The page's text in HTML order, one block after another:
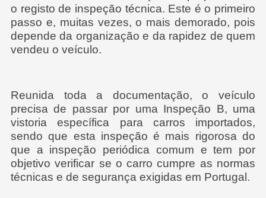
o registo de inspeção técnica. Este é o primeiro
passo e, muitas vezes, o mais demorado, pois
depende da organização e da rapidez de quem
vendeu o veículo.
Reunida toda a documentação, o veículo
precisa de passar por uma Inspeção B, uma
vistoria específica para carros importados,
sendo que esta inspeção é mais rigorosa do
que a inspeção periódica comum e tem por
objetivo verificar se o carro cumpre as normas
técnicas e de segurança exigidas em Portugal.